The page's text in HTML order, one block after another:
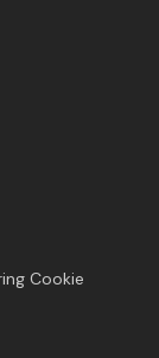
Cookie